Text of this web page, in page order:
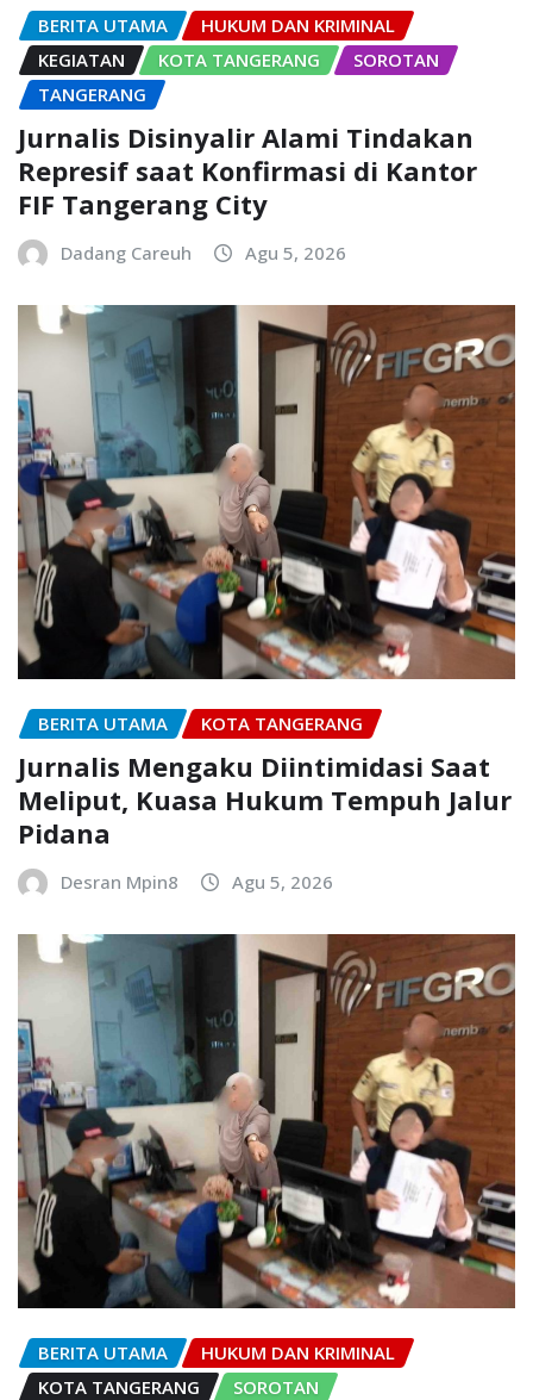
BERITA UTAMA
HUKUM DAN KRIMINAL
KEGIATAN
KOTA TANGERANG
SOROTAN
TANGERANG
Jurnalis Disinyalir Alami Tindakan
Represif saat Konfirmasi di Kantor
FIF Tangerang City
Dadang Careuh Agu 5, 2026
BERITA UTAMA KOTA TANGERANG
Jurnalis Mengaku Diintimidasi Saat
Meliput, Kuasa Hukum Tempuh Jalur
Pidana
Desran Mpin8 Agu 5, 2026
BERITA UTAMA
HUKUM DAN KRIMINAL
KOTA TANGERANG
SOROTAN